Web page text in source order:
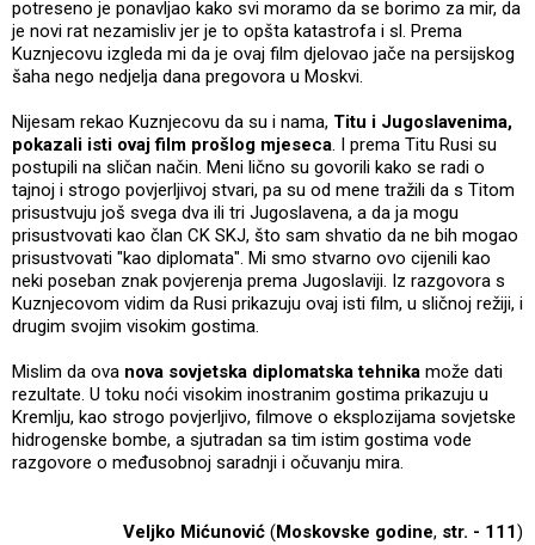
potreseno je ponavljao kako svi moramo da se borimo za mir, da
je novi rat nezamisliv jer je to opšta katastrofa i sl. Prema
Kuznjecovu izgleda mi da je ovaj film djelovao jače na persijskog
šaha nego nedjelja dana pregovora u Moskvi.
Nijesam rekao Kuznjecovu da su i nama, Titu i Jugoslavenima,
pokazali isti ovaj film prošlog mjeseca. I prema Titu Rusi su
postupili na sličan način. Meni lično su govorili kako se radi o
tajnoj i strogo povjerljivoj stvari, pa su od mene tražili da s Titom
prisustvuju još svega dva ili tri Jugoslavena, a da ja mogu
prisustvovati kao član CK SKJ, što sam shvatio da ne bih mogao
prisustvovati "kao diplomata". Mi smo stvarno ovo cijenili kao
neki poseban znak povjerenja prema Jugoslaviji. Iz razgovora s
Kuznjecovom vidim da Rusi prikazuju ovaj isti film, u sličnoj režiji, i
drugim svojim visokim gostima.
Mislim da ova nova sovjetska diplomatska tehnika može dati
rezultate. U toku noći visokim inostranim gostima prikazuju u
Kremlju, kao strogo povjerljivo, filmove o eksplozijama sovjetske
hidrogenske bombe, a sjutradan sa tim istim gostima vode
razgovore o međusobnoj saradnji i očuvanju mira.
Veljko Mićunović (Moskovske godine, str. - 111)